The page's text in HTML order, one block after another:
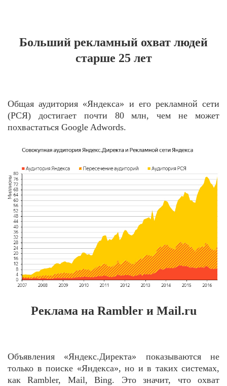
Больший рекламный охват людей
старше 25 лет
Общая аудитория «Яндекса» и его рекламной сети
(РСЯ) достигает почти 80 млн, чем не может
похвастаться Google Adwords.
Реклама на Rambler и Mail.ru
Объявления «Яндекс.Директа» показываются не
только в поиске «Яндекса», но и в таких системах,
как Rambler, Mail, Bing. Это значит, что охват